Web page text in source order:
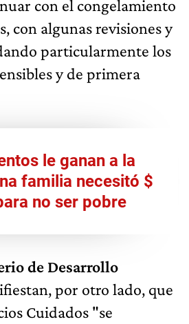
con el congelamiento
con algunas revisiones y
particularmente los
y de primera
le ganan a la
familia necesitó $
no ser pobre
de Desarrollo
por otro lado, que
Cuidados "se